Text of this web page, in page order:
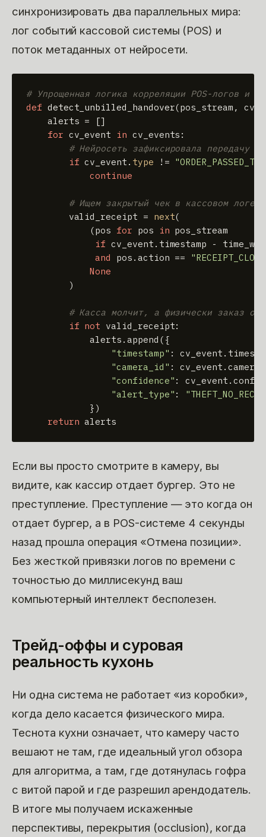
синхронизировать два параллельных мира:
лог событий кассовой системы (POS) и
поток метаданных от нейросети.
# Упрощенная логика корреляции POS-логов и
def detect_unbilled_handover(pos_stream,
    alerts = []
for cv_event in cv_events:
# Нейросеть зафиксировала передачу
if cv_event. type !=
continue
# Ищем закрытый чек в кассовом логе
        valid_receipt =
next(
            (pos
for pos in pos_stream
if cv_event.timestamp -
and
pos.action ==
None
        )
# Касса молчит, а физически заказ
if not valid_receipt:
            alerts.append({
"timestamp" :
"camera_id" :
"confidence" :
"alert_type" :
            })
return alerts
Если вы просто смотрите в камеру, вы
видите, как кассир отдает бургер. Это не
преступление. Преступление — это когда он
отдает бургер, а в POS-системе 4 секунды
назад прошла операция «Отмена позиции».
Без жесткой привязки логов по времени с
точностью до миллисекунд ваш
компьютерный интеллект бесполезен.
Трейд-оффы и суровая
реальность кухонь
Ни одна система не работает «из коробки»,
когда дело касается физического мира.
Теснота кухни означает, что камеру часто
вешают не там, где идеальный угол обзора
для алгоритма, а там, где дотянулась гофра
с витой парой и где разрешил арендодатель.
В итоге мы получаем искаженные
перспективы, перекрытия (occlusion), когда